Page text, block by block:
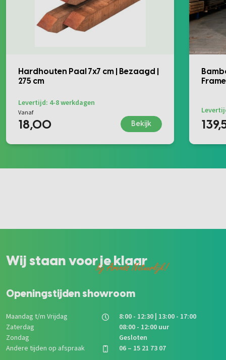
Hardhouten Paal 7x7 cm | Bezaagd |
275 cm
Levertijd: 4-8 werkdagen
Vanaf
18,00 Bekijk
Wij staan voor je klaar
bij Arends Natuurlijk!
Openingstijden showroom
Maandag t/m Vrijdag
8:00 - 12:30 | 13:00 - 17:00
Zaterdag
08:00 - 12:00 uur
Zondag
Gesloten
Andere tijden op afspraak
06 – 15 21 73 07